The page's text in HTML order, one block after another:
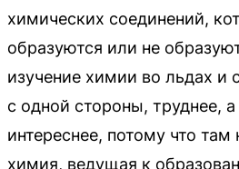
химических соединений,
образуются или не
изучение химии во льдах и
с одной стороны, труднее,
интереснее, потому что там
химия, ведущая к